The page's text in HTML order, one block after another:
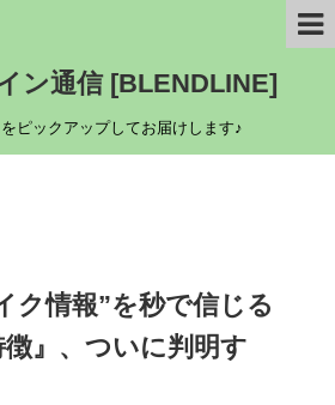
ン通信 [BLENDLINE]
ピックアップしてお届けします♪
ク情報”を秒で信じる
徴』、ついに判明す